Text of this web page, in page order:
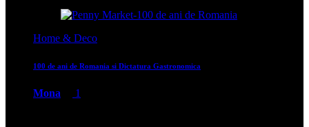
Home & Deco
100 de ani de Romania si Dictatura Gastronomica
Mona 1